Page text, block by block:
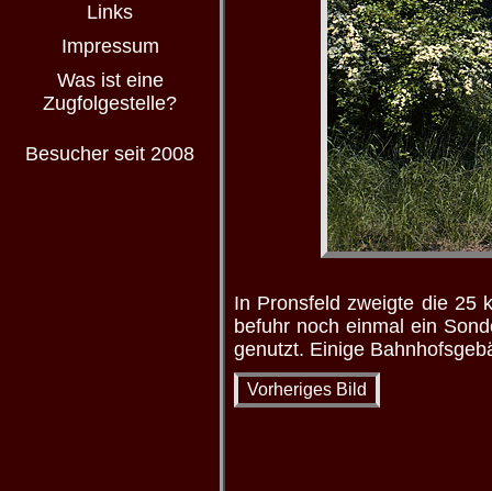
Links
Impressum
Was ist eine
Zugfolgestelle?
Besucher seit 2008
In Pronsfeld zweigte die 25
befuhr noch einmal ein
genutzt. Einige
Vorheriges Bild